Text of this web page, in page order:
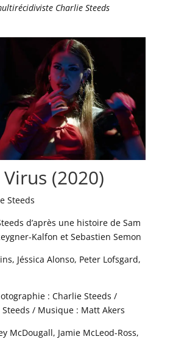
Charlie Steeds
(2020)
Steeds
d’après une histoire de Sam
Kalfon et Sebastien Semon
Jéssica Alonso, Peter Lofsgard,
: Charlie Steeds /
/ Musique : Matt Akers
McDougall, Jamie McLeod-Ross,